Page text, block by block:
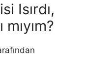
Isırdı,
mıyım?